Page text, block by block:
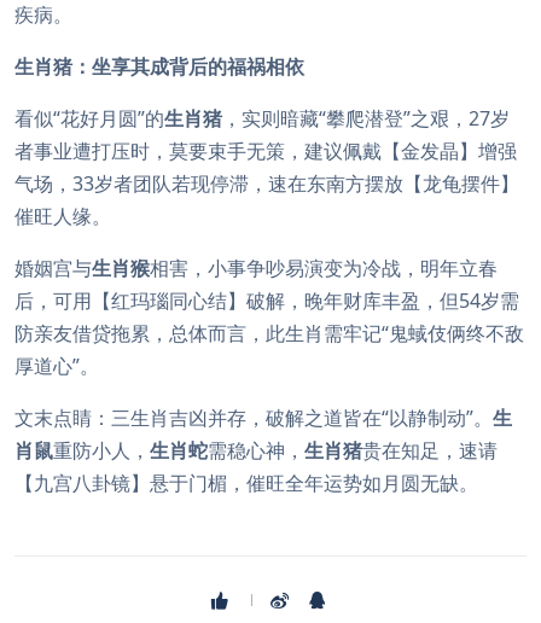
疾病。
生肖猪：坐享其成背后的福祸相依
看似“花好月圆”的生肖猪，实则暗藏“攀爬潜登”之艰，27岁
者事业遭打压时，莫要束手无策，建议佩戴【金发晶】增强
气场，33岁者团队若现停滞，速在东南方摆放【龙龟摆件】
催旺人缘。
婚姻宫与生肖猴相害，小事争吵易演变为冷战，明年立春
后，可用【红玛瑙同心结】破解，晚年财库丰盈，但54岁需
防亲友借贷拖累，总体而言，此生肖需牢记“鬼蜮伎俩终不敌
厚道心”。
文末点睛：三生肖吉凶并存，破解之道皆在“以静制动”。 生
肖鼠重防小人， 生肖蛇需稳心神， 生肖猪贵在知足，速请
【九宫八卦镜】悬于门楣，催旺全年运势如月圆无缺。